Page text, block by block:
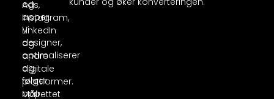
Ads,
Instagram,
LinkedIn
og
andre
digitale
plattformer.
Målrettet
og
apper.
Vi
designer,
optimaliserer
og
følger
opp